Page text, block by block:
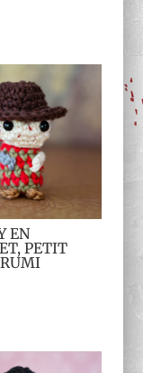
EN
PETIT